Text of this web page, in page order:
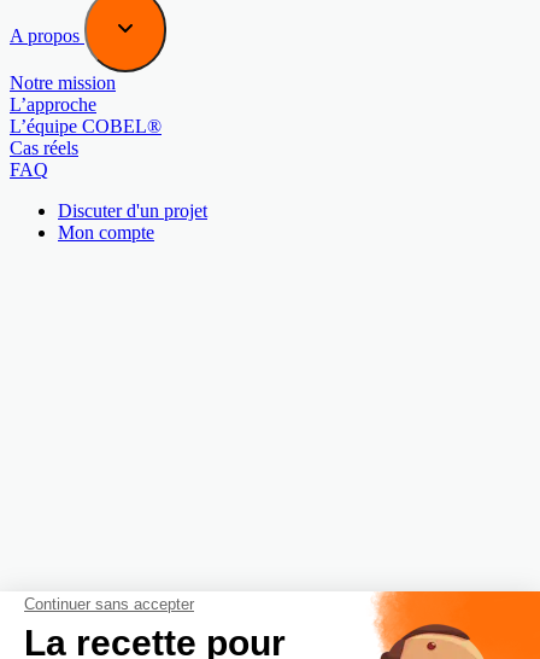
A propos
Notre mission
L’approche
L’équipe COBEL®
Cas réels
FAQ
Discuter d'un projet
Mon compte